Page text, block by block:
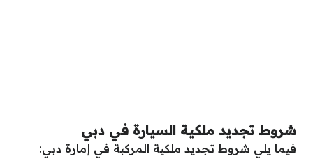
شروط تجديد ملكية السيارة في دبي
فيما يلي شروط تجديد ملكية المركبة في إمارة دبي: